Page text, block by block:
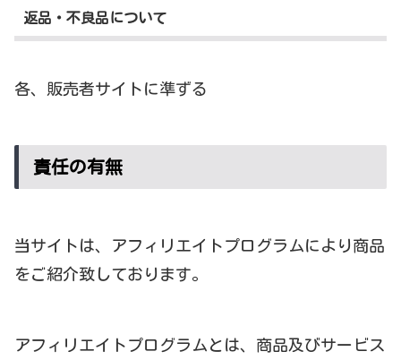
返品・不良品について
各、販売者サイトに準ずる
責任の有無
当サイトは、アフィリエイトプログラムにより商品
をご紹介致しております。
アフィリエイトプログラムとは、商品及びサービス